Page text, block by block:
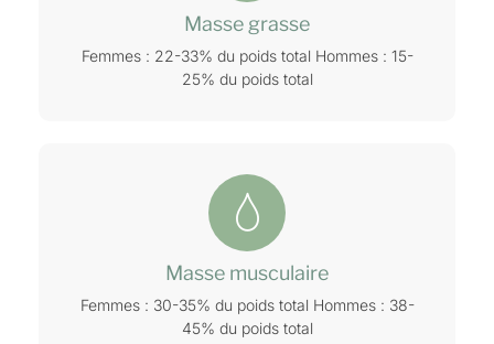
Masse grasse
Femmes : 22-33% du poids total Hommes : 15-
25% du poids total
Masse musculaire
Femmes : 30-35% du poids total Hommes : 38-
45% du poids total